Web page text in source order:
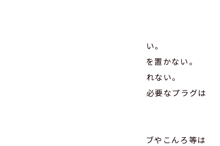
①寝たばこは絶対にしない、させない。
②ストーブの周りに燃えやすいものを置かない。
③こんろを使うときは火のそばを離れない。
④コンセントはほこりを清掃し、不必要なプラグは
①火災の発生を防ぐために、ストーブやこんろ等は